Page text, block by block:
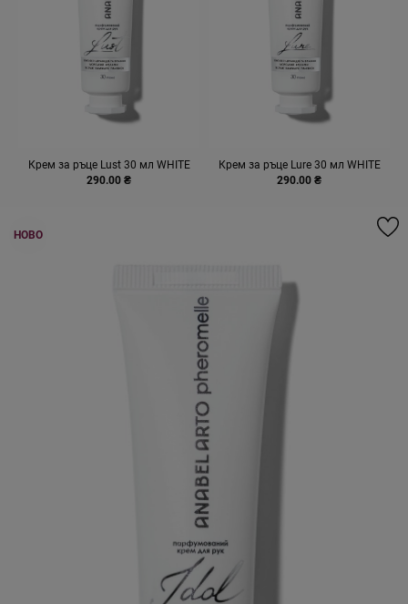
Крем за ръце Lust 30 мл WHITE
290.00 ₴
Крем за ръце Lure 30 мл WHITE
290.00 ₴
НОВО